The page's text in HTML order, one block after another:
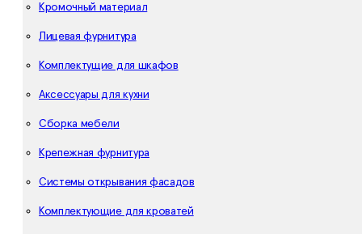
Кромочный материал
Лицевая фурнитура
Комплектущие для шкафов
Аксессуары для кухни
Сборка мебели
Крепежная фурнитура
Системы открывания фасадов
Комплектующие для кроватей